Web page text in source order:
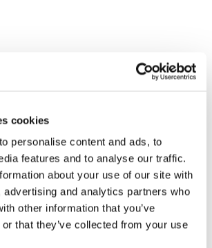
cookies
personalise content and ads, to
features and to analyse our traffic.
about your use of our site with
advertising and analytics partners who
other information that you’ve
that they’ve collected from your use